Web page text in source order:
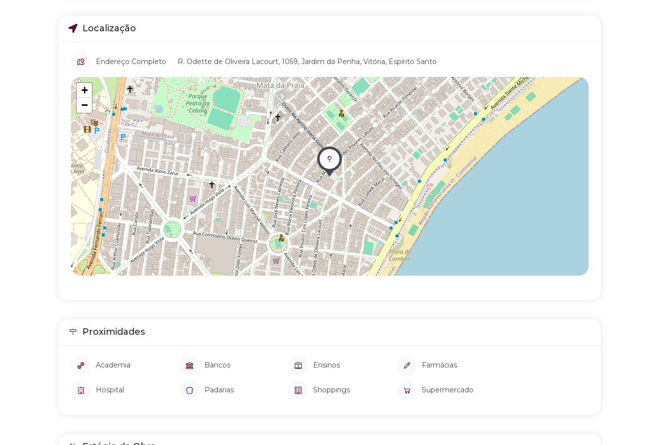
Localização
Endereço Completo R. Odette de Oliveira Lacourt, 1059, Jardim da Penha, Vitória, Espírito Santo
+
−
Proximidades
Academia Bancos Ensinos Farmácias
Hospital Padarias Shoppings Supermercado